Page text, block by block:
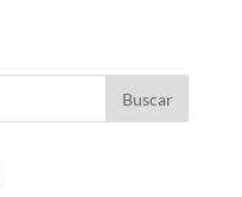
Buscar